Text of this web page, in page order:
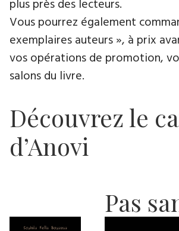
plus près des lecteurs.
Vous pourrez également
exemplaires auteurs », à prix
vos opérations de promotion,
salons du livre.
Découvrez le
d’Anovi
Pas